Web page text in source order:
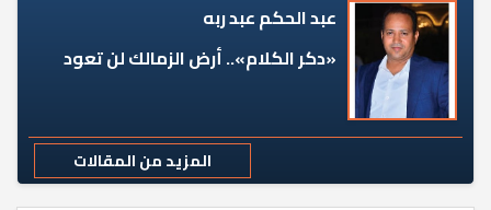
عبد الحكم عبد ربه
«دكر الكلام».. أرض الزمالك لن تعود
المزيد من المقالات